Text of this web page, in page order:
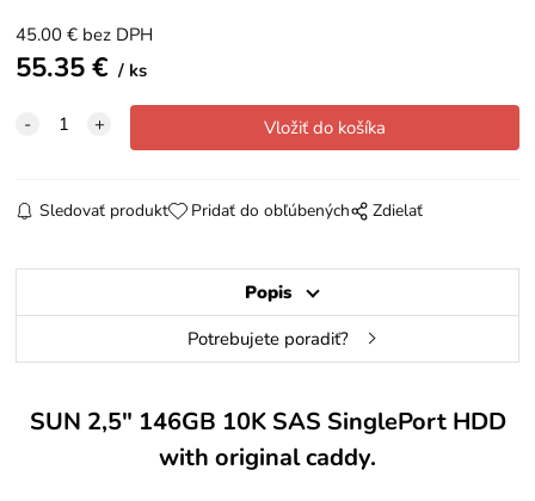
45.00 € bez DPH
55.35€ ks
Sledovať produkt Pridať do obľúbených Zdielať
Popis
Potrebujete poradiť?
SUN 2,5" 146GB 10K SAS SinglePort HDD
with original caddy.